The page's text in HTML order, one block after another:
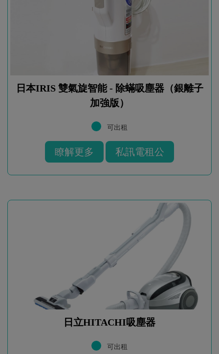
日本IRIS 雙氣旋智能 - 除蟎吸塵器（銀離子
加強版）
可出租
瞭解更多 私訊電租公
日立HITACHI吸塵器
可出租